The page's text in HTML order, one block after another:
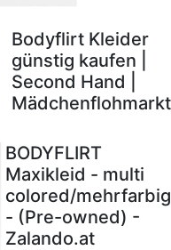
Bodyflirt Kleider
günstig kaufen |
Second Hand |
Mädchenflohmarkt
BODYFLIRT
Maxikleid - multi
colored/mehrfarbig
- (Pre-owned) -
Zalando.at